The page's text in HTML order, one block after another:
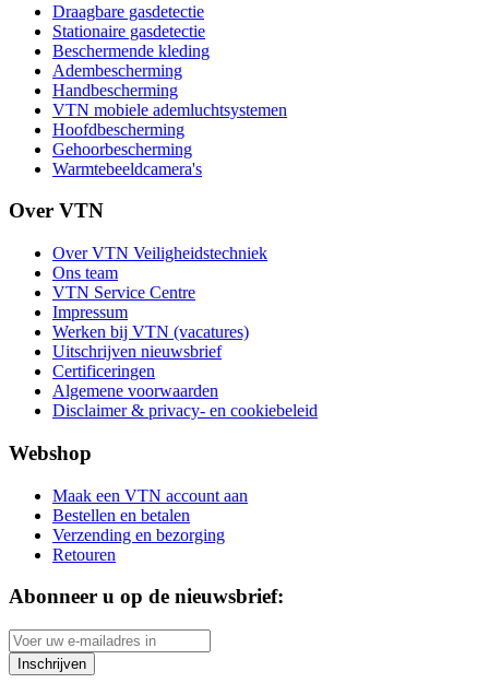
Draagbare gasdetectie
Stationaire gasdetectie
Beschermende kleding
Adembescherming
Handbescherming
VTN mobiele ademluchtsystemen
Hoofdbescherming
Gehoorbescherming
Warmtebeeldcamera's
Over VTN
Over VTN Veiligheidstechniek
Ons team
VTN Service Centre
Impressum
Werken bij VTN (vacatures)
Uitschrijven nieuwsbrief
Certificeringen
Algemene voorwaarden
Disclaimer & privacy- en cookiebeleid
Webshop
Maak een VTN account aan
Bestellen en betalen
Verzending en bezorging
Retouren
Abonneer u op de nieuwsbrief:
Inschrijven